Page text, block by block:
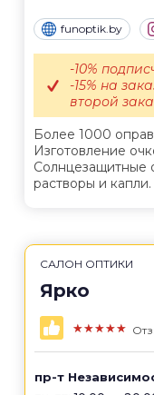
funoptik.by
Более 1000
Изготовление
Солнцезащитные
растворы и
-10%
-15% на
второй
САЛОН ОПТИКИ
Ярко
★★★★★
пр-т